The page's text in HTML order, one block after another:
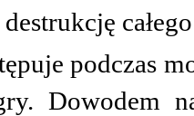
podczas
Dowodem